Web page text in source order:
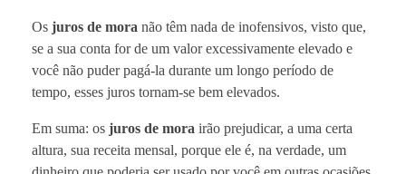
Os juros de mora não têm nada de inofensivos, visto que,
se a sua conta for de um valor excessivamente elevado e
você não puder pagá-la durante um longo período de
tempo, esses juros tornam-se bem elevados.
Em suma: os juros de mora irão prejudicar, a uma certa
altura, sua receita mensal, porque ele é, na verdade, um